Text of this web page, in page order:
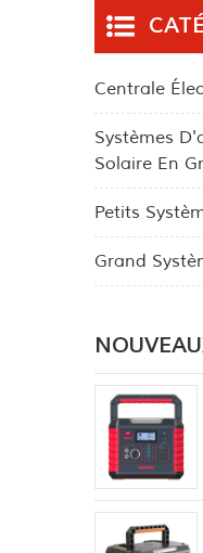
Centrale
Systèmes
Solaire En
Petits
Grand